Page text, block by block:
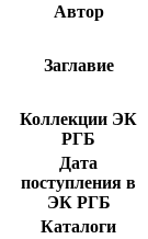
Автор
Заглавие
Коллекции ЭК
РГБ
Дата
поступления в
ЭК РГБ
Каталоги